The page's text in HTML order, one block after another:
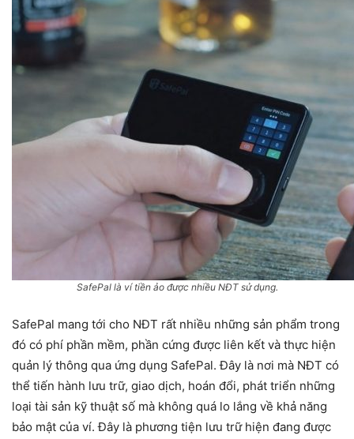
SafePal là ví tiền ảo được nhiều NĐT sử dụng.
SafePal mang tới cho NĐT rất nhiều những sản phẩm trong
đó có phí phần mềm, phần cứng được liên kết và thực hiện
quản lý thông qua ứng dụng SafePal. Đây là nơi mà NĐT có
thể tiến hành lưu trữ, giao dịch, hoán đổi, phát triển những
loại tài sản kỹ thuật số mà không quá lo lắng về khả năng
bảo mật của ví. Đây là phương tiện lưu trữ hiện đang được